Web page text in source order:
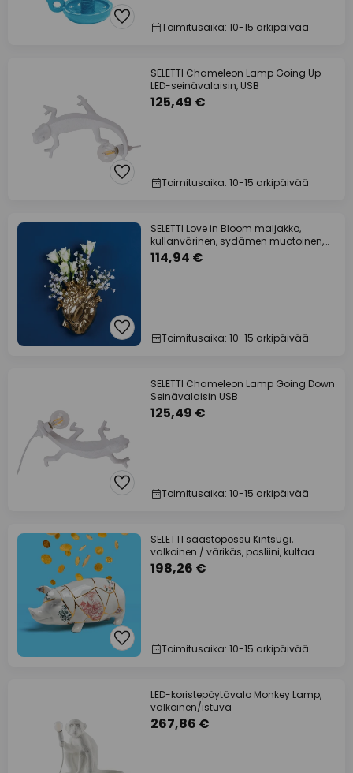
Toimitusaika: 10-15 arkipäivää
SELETTI Chameleon Lamp Going Up
LED-seinävalaisin, USB
125,49 €
Toimitusaika: 10-15 arkipäivää
SELETTI Love in Bloom maljakko,
kullanvärinen, sydämen muotoinen,
posliini
114,94 €
Toimitusaika: 10-15 arkipäivää
SELETTI Chameleon Lamp Going Down
Seinävalaisin USB
125,49 €
Toimitusaika: 10-15 arkipäivää
SELETTI säästöpossu Kintsugi,
valkoinen / värikäs, posliini, kultaa
198,26 €
Toimitusaika: 10-15 arkipäivää
LED-koristepöytävalo Monkey Lamp,
valkoinen/istuva
267,86 €